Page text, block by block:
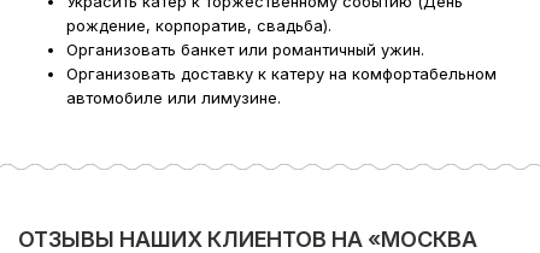
рождение, корпоратив, свадьба).
Организовать банкет или романтичный ужин.
Организовать доставку к катеру на комфортабельном
автомобиле или лимузине.
ОТЗЫВЫ НАШИХ КЛИЕНТОВ НА «МОСКВА